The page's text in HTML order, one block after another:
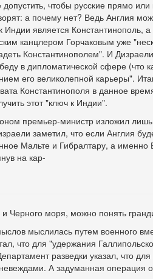
чтобы русские прямо
а почему нет? Ведь Англия
является Константинополь,
канцлером Горчаковым уже
Константинополем". И
в дипломатической сфере (что
его великолепной карьеры".
Константинополя в данное
этот "ключ к Индии".
премьер-министр изложил
заметил, что если Англия
Мальте и Гибралтару, а
на кар-
и Черного моря, можно понять
мыслилась путем военного
что для "удержания
разведки указал, что
А задуманная операция